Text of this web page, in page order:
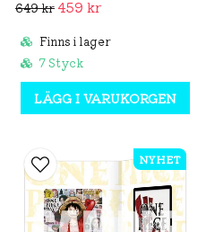
649 kr 459 kr
Finns i lager
7 Styck
LÄGG I VARUKORGEN
NYHET